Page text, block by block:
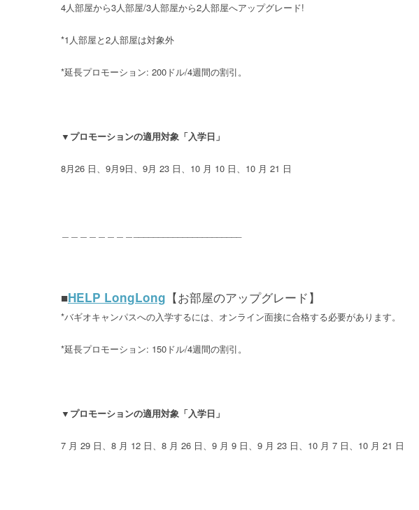
4人部屋から3人部屋/3人部屋から2人部屋へアップグレード!
*1人部屋と2人部屋は対象外
*延長プロモーション: 200ドル/4週間の割引。
▼プロモーションの適用対象「入学日」
8月26 日、9月9日、9月 23 日、10 月 10 日、10 月 21 日
■HELP LongLong 【お部屋のアップグレード】
*バギオキャンパスへの入学するには、オンライン面接に合格する必要があります。
*延長プロモーション: 150ドル/4週間の割引。
▼プロモーションの適用対象「入学日」
7 月 29 日、8 月 12 日、8 月 26 日、9 月 9 日、9 月 23 日、10 月 7 日、10 月 21 日